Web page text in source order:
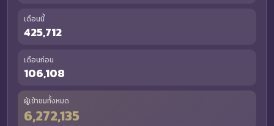
เดือนนี้
425,712
เดือนก่อน
106,108
ผู้เข้าชมทั้งหมด
6,272,135